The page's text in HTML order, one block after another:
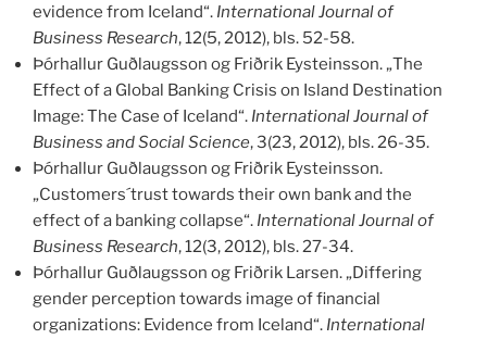
evidence from Iceland“. International Journal of
Business Research, 12(5, 2012), bls. 52-58.
Þórhallur Guðlaugsson og Friðrik Eysteinsson. „The
Effect of a Global Banking Crisis on Island Destination
Image: The Case of Iceland“. International Journal of
Business and Social Science, 3(23, 2012), bls. 26-35.
Þórhallur Guðlaugsson og Friðrik Eysteinsson.
„Customers´trust towards their own bank and the
effect of a banking collapse“. International Journal of
Business Research, 12(3, 2012), bls. 27-34.
Þórhallur Guðlaugsson og Friðrik Larsen. „Differing
gender perception towards image of financial
organizations: Evidence from Iceland“. International